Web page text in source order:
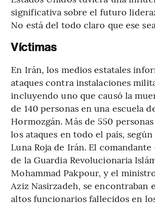
significativa sobre el futuro
No está del todo claro que ese
Víctimas
En Irán, los medios estatales
ataques contra instalaciones
incluyendo uno que causó la
de 140 personas en una escuela
Hormozgán. Más de 550
los ataques en todo el país,
Luna Roja de Irán. El
de la Guardia Revolucionaria
Mohammad Pakpour, y el
Aziz Nasirzadeh, se encontraban
altos funcionarios fallecidos en